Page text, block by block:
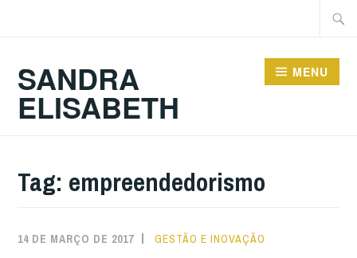
SANDRA
ELISABETH
MENU
Tag: empreendedorismo
14 DE MARÇO DE 2017 GESTÃO E INOVAÇÃO